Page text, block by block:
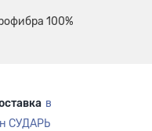
100%
в
СУДАРЬ